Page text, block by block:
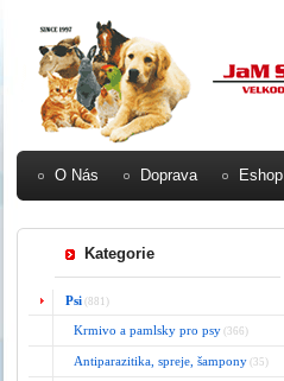
O Nás Doprava Eshop
Kategorie
Psi (881)
Krmivo a pamlsky pro psy (366)
Antiparazitika, spreje, šampony (35)